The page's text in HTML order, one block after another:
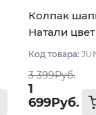
Колпак
Натали
персик
Код товара:
3 399Руб.
1
699Руб.